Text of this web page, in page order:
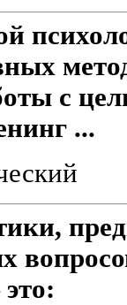
с
...